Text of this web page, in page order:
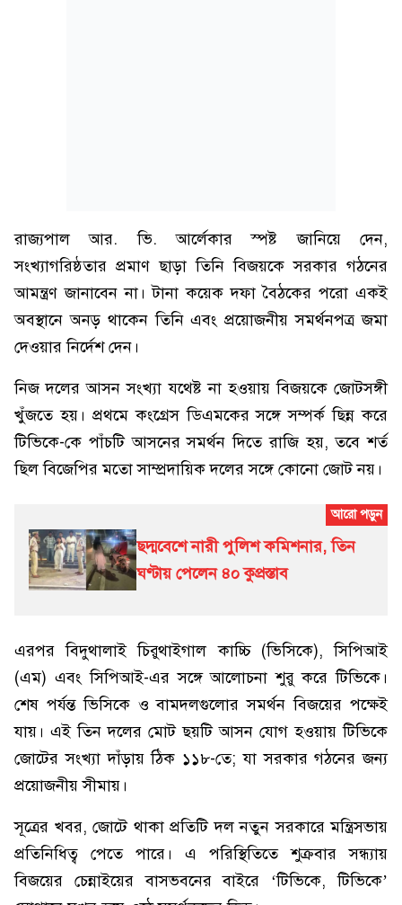
রাজ্যপাল আর. ভি. আর্লেকার স্পষ্ট জানিয়ে দেন,
সংখ্যাগরিষ্ঠতার প্রমাণ ছাড়া তিনি বিজয়কে সরকার গঠনের
আমন্ত্রণ জানাবেন না। টানা কয়েক দফা বৈঠকের পরো একই
অবস্থানে অনড় থাকেন তিনি এবং প্রয়োজনীয় সমর্থনপত্র জমা
দেওয়ার নির্দেশ দেন।
নিজ দলের আসন সংখ্যা যথেষ্ট না হওয়ায় বিজয়কে জোটসঙ্গী
খুঁজতে হয়। প্রথমে কংগ্রেস ডিএমকের সঙ্গে সম্পর্ক ছিন্ন করে
টিভিকে-কে পাঁচটি আসনের সমর্থন দিতে রাজি হয়, তবে শর্ত
ছিল বিজেপির মতো সাম্প্রদায়িক দলের সঙ্গে কোনো জোট নয়।
ছদ্মবেশে নারী পুলিশ কমিশনার, তিন
ঘণ্টায় পেলেন ৪০ কুপ্রস্তাব
এরপর বিদুথালাই চিরুথাইগাল কাচ্চি (ভিসিকে), সিপিআই
(এম) এবং সিপিআই-এর সঙ্গে আলোচনা শুরু করে টিভিকে।
শেষ পর্যন্ত ভিসিকে ও বামদলগুলোর সমর্থন বিজয়ের পক্ষেই
যায়। এই তিন দলের মোট ছয়টি আসন যোগ হওয়ায় টিভিকে
জোটের সংখ্যা দাঁড়ায় ঠিক ১১৮-তে; যা সরকার গঠনের জন্য
প্রয়োজনীয় সীমায়।
সূত্রের খবর, জোটে থাকা প্রতিটি দল নতুন সরকারে মন্ত্রিসভায়
প্রতিনিধিত্ব পেতে পারে। এ পরিস্থিতিতে শুক্রবার সন্ধ্যায়
বিজয়ের চেন্নাইয়ের বাসভবনের বাইরে ‘টিভিকে, টিভিকে’